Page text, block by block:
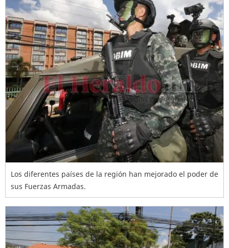
Los diferentes países de la región han mejorado el poder de
sus Fuerzas Armadas.